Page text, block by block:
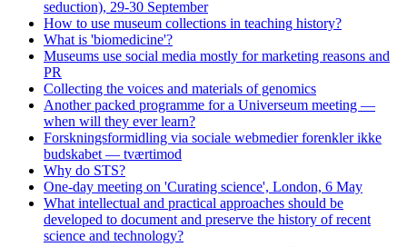
seduction), 29-30 September
How to use museum collections in teaching history?
What is 'biomedicine'?
Museums use social media mostly for marketing reasons and
PR
Collecting the voices and materials of genomics
Another packed programme for a Universeum meeting —
when will they ever learn?
Forskningsformidling via sociale webmedier forenkler ikke
budskabet — tværtimod
Why do STS?
One-day meeting on 'Curating science', London, 6 May
What intellectual and practical approaches should be
developed to document and preserve the history of recent
science and technology?